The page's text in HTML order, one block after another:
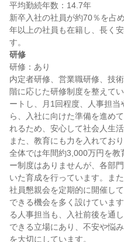
平均勤続年数：14.7年
新卒入社の社員が約70％を占
年以上の社員も在籍し、長く
研修
研修：あり
内定者研修、営業職研修、技
階に応じた研修制度を整えて
ートし、月1回程度、人事担
ら、入社に向けた準備を進め
れるため、安心して社会人生
また、教育にも力を入れてお
全体では年間約3,000万円を教
ー制度はありませんが、各部
いた育成を行っています。ま
社員懇親会を定期的に開催し
できる機会を多く設けていま
る人事担当も、入社前後を通
できる立場にあり、不安や悩